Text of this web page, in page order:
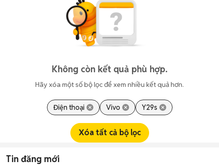
Không còn kết quả phù hợp.
Hãy xóa một số bộ lọc để xem nhiều kết quả hơn.
Điện thoại Vivo Y29s
Xóa tất cả bộ lọc
Tin đăng mới